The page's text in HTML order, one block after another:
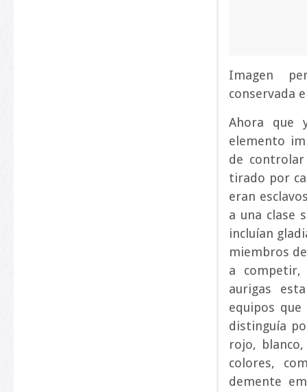
Imagen
conservada
Ahora que
elemento
de
tirado por
eran
a una clase
incluían
miembros
a competir,
aurigas
equipos
distinguía
rojo,
colores,
demente